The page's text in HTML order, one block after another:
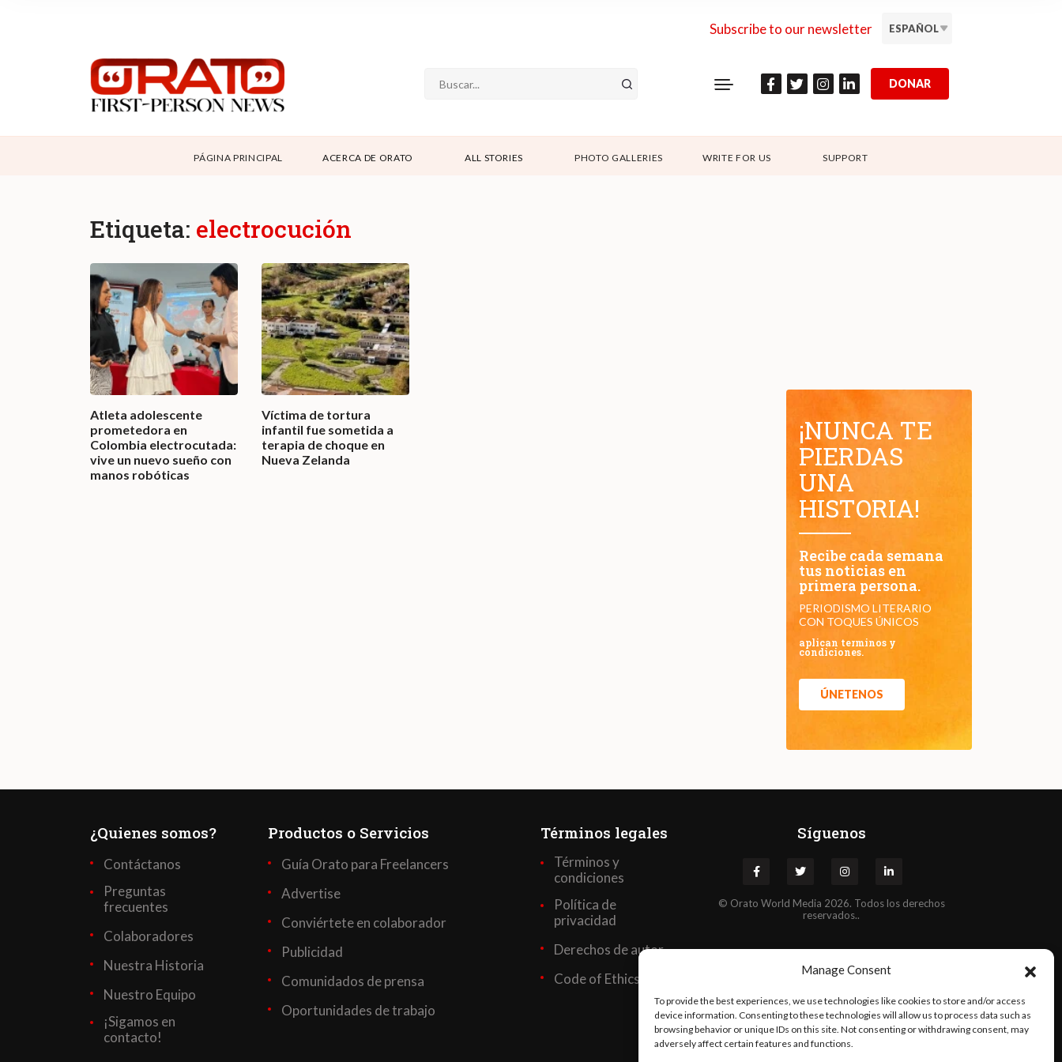
Subscribe to our newsletter ESPAÑOL
SUPPORT
CONTÁCTANOS
DONAR
PÁGINA PRINCIPAL ACERCA DE ORATO ALL STORIES PHOTO GALLERIES WRITE FOR US SUPPORT
Etiqueta: electrocución
Atleta adolescente
prometedora en
Colombia electrocutada:
vive un nuevo sueño con
manos robóticas
Víctima de tortura
infantil fue sometida a
terapia de choque en
Nueva Zelanda
¡NUNCA TE
PIERDAS
UNA
HISTORIA!
Recibe cada semana
tus noticias en
primera persona.
PERIODISMO LITERARIO
CON TOQUES ÚNICOS
aplican terminos y
condiciones.
ÚNETENOS
¿Quienes somos?
Contáctanos
Preguntas
frecuentes
Colaboradores
Nuestra Historia
Nuestro Equipo
¡Sigamos en
contacto!
Productos o Servicios
Guía Orato para Freelancers
Advertise
Conviértete en colaborador
Publicidad
Comunidados de prensa
Oportunidades de trabajo
Términos legales
Términos y
condiciones
Política de
privacidad
Derechos de autor
Code of Ethics
Síguenos
© Orato World Media 2026. Todos los derechos
reservados..
Manage Consent
To provide the best experiences, we use technologies like cookies to store and/or access
device information. Consenting to these technologies will allow us to process data such as
browsing behavior or unique IDs on this site. Not consenting or withdrawing consent, may
adversely affect certain features and functions.